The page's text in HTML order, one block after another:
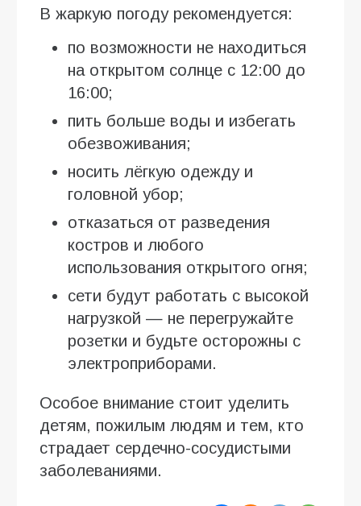
В жаркую погоду рекомендуется:
по возможности не находиться
на открытом солнце с 12:00 до
16:00;
пить больше воды и избегать
обезвоживания;
носить лёгкую одежду и
головной убор;
отказаться от разведения
костров и любого
использования открытого огня;
сети будут работать с высокой
нагрузкой — не перегружайте
розетки и будьте осторожны с
электроприборами.
Особое внимание стоит уделить
детям, пожилым людям и тем, кто
страдает сердечно-сосудистыми
заболеваниями.